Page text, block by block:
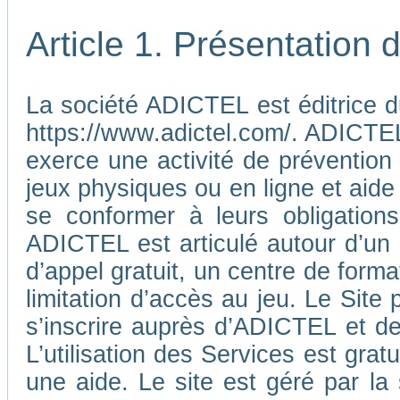
Article 1. Présentation
La société ADICTEL est éditrice
https://www.adictel.com/.
exerce une activité de
jeux physiques ou en ligne et
se conformer à leurs
ADICTEL est articulé autour
d’appel gratuit, un centre de
limitation d’accès au jeu. Le
s’inscrire auprès d’ADICTEL et
L’utilisation des Services est
une aide. Le site est géré par la